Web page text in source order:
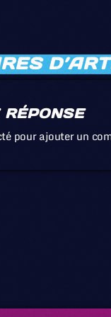
pour ajouter un